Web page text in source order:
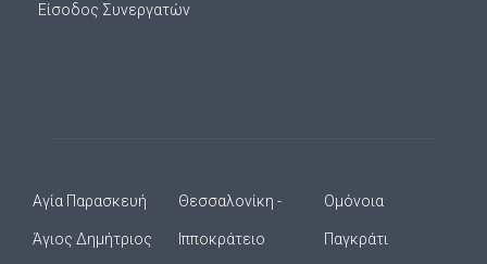
Είσοδος Συνεργατών
Αγία Παρασκευή
Άγιος Δημήτριος
Θεσσαλονίκη -
Ιπποκράτειο
Ομόνοια
Παγκράτι